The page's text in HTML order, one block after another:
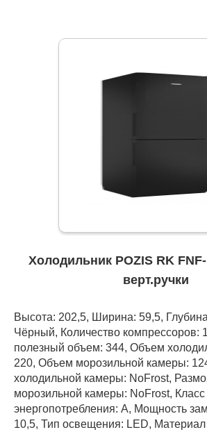
Холодильник POZIS RK
верт.ручки
Высота: 202,5, Ширина: 59,5,
Чёрный, Количество компрессоров:
полезный объем: 344, Объем
220, Объем морозильной камеры:
холодильной камеры: NoFrost,
морозильной камеры: NoFrost, Класс
энергопотребления: А, Мощность
10,5, Тип освещения: LED, Материал